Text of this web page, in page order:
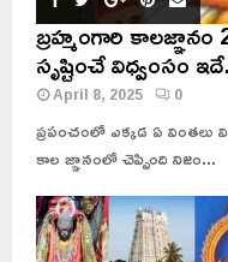
బ్రహ్మంగారి
సృష్టించే విధ్వంసం
April 8, 2025 0
ప్రపంచంలో ఎక్కడ ఏ వింతలు
కాల జ్ఞానంలో చెప్పింది నిజం...